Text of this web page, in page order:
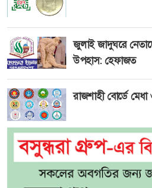
জুলাই জাদুঘরে
উপহাস: হেফাজত
রাজশাহী বোর্ডে